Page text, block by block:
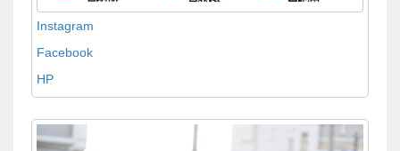
Instagram
Facebook
HP